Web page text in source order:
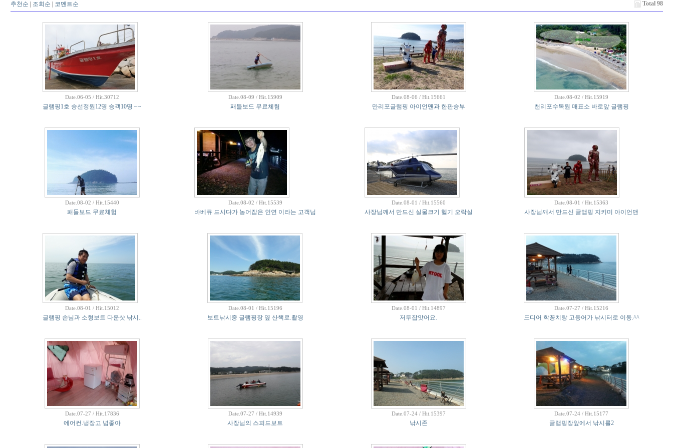
추천순 조회순 코멘트순 Total 98
Date.06-05 / Hit.30712
글램핑1호 승선정원12명 승객10명 ~~
Date.08-09 / Hit.15909
패들보드 무료체험
Date.08-06 / Hit.15661
만리포글램핑 아이언맨과 한판승부
Date.08-02 / Hit.15919
천리포수목원 매표소 바로앞 글램핑
Date.08-02 / Hit.15440
패들보드 무료체험
Date.08-02 / Hit.15539
바베큐 드시다가 농어잡은 인연 이라는 고객님
Date.08-01 / Hit.15560
사장님깨서 만드신 실물크기 헬기 오락실
Date.08-01 / Hit.15363
사장님깨서 만드신 글앰핑 지키미 아이언맨
Date.08-01 / Hit.15012
글램핑 손님과 소형보트 다운샷 낚시..
Date.08-01 / Hit.15196
보트낚시중 글램핑장 옆 산책로.촬영
Date.08-01 / Hit.14897
저두잡앗어요.
Date.07-27 / Hit.15216
드디어 학꽁치랑 고등어가 낚시터로 이동.^^
Date.07-27 / Hit.17836
에어컨.냉장고 넘좋아
Date.07-27 / Hit.14939
사장님의 스피드보트
Date.07-24 / Hit.15397
낚시존
Date.07-24 / Hit.15177
글램핑장앞에서 낚시를2